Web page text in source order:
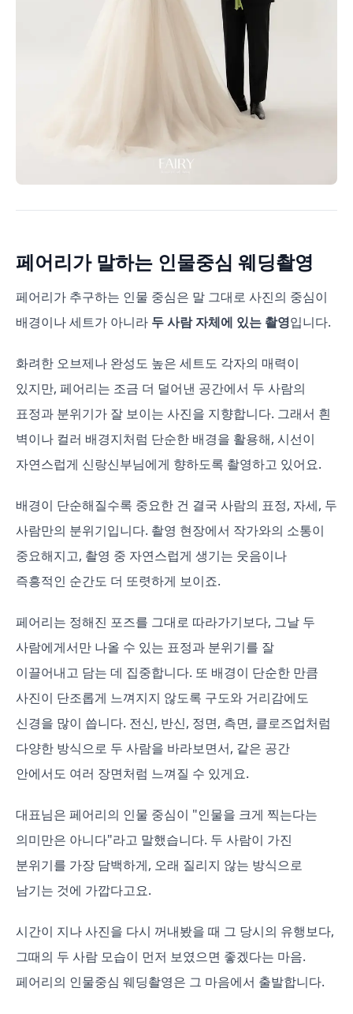
페어리가 말하는 인물중심 웨딩촬영
페어리가 추구하는 인물 중심은 말 그대로 사진의 중심이
배경이나 세트가 아니라 두 사람 자체에 있는 촬영입니다.
화려한 오브제나 완성도 높은 세트도 각자의 매력이
있지만, 페어리는 조금 더 덜어낸 공간에서 두 사람의
표정과 분위기가 잘 보이는 사진을 지향합니다. 그래서 흰
벽이나 컬러 배경지처럼 단순한 배경을 활용해, 시선이
자연스럽게 신랑신부님에게 향하도록 촬영하고 있어요.
배경이 단순해질수록 중요한 건 결국 사람의 표정, 자세, 두
사람만의 분위기입니다. 촬영 현장에서 작가와의 소통이
중요해지고, 촬영 중 자연스럽게 생기는 웃음이나
즉흥적인 순간도 더 또렷하게 보이죠.
페어리는 정해진 포즈를 그대로 따라가기보다, 그날 두
사람에게서만 나올 수 있는 표정과 분위기를 잘
이끌어내고 담는 데 집중합니다. 또 배경이 단순한 만큼
사진이 단조롭게 느껴지지 않도록 구도와 거리감에도
신경을 많이 씁니다. 전신, 반신, 정면, 측면, 클로즈업처럼
다양한 방식으로 두 사람을 바라보면서, 같은 공간
안에서도 여러 장면처럼 느껴질 수 있게요.
대표님은 페어리의 인물 중심이 "인물을 크게 찍는다는
의미만은 아니다"라고 말했습니다. 두 사람이 가진
분위기를 가장 담백하게, 오래 질리지 않는 방식으로
남기는 것에 가깝다고요.
시간이 지나 사진을 다시 꺼내봤을 때 그 당시의 유행보다,
그때의 두 사람 모습이 먼저 보였으면 좋겠다는 마음.
페어리의 인물중심 웨딩촬영은 그 마음에서 출발합니다.